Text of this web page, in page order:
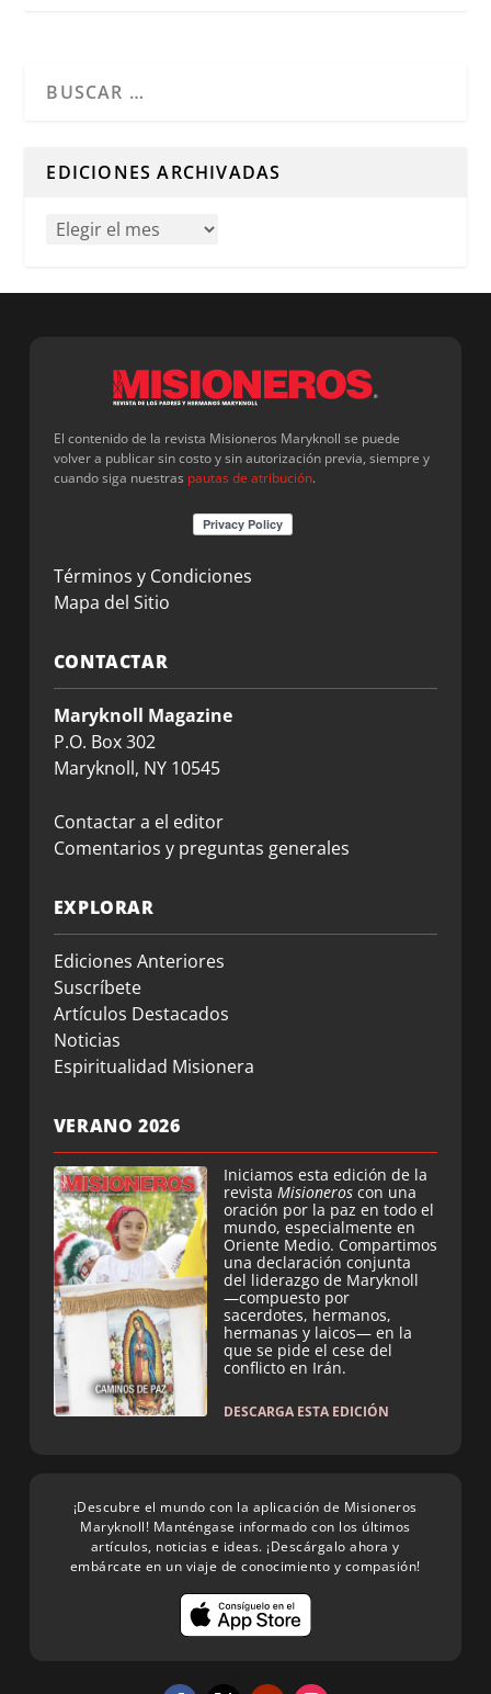
EDICIONES ARCHIVADAS
El contenido de la revista Misioneros Maryknoll se puede
volver a publicar sin costo y sin autorización previa, siempre y
cuando siga nuestras pautas de atribución.
Términos y Condiciones
Mapa del Sitio
CONTACTAR
Maryknoll Magazine
P.O. Box 302
Maryknoll, NY 10545
Contactar a el editor
Comentarios y preguntas generales
EXPLORAR
Ediciones Anteriores
Suscríbete
Artículos Destacados
Noticias
Espiritualidad Misionera
VERANO 2026
Iniciamos esta edición de la
revista Misioneros con una
oración por la paz en todo el
mundo, especialmente en
Oriente Medio. Compartimos
una declaración conjunta
del liderazgo de Maryknoll
—compuesto por
sacerdotes, hermanos,
hermanas y laicos— en la
que se pide el cese del
conflicto en Irán.
DESCARGA ESTA EDICIÓN
¡Descubre el mundo con la aplicación de Misioneros
Maryknoll! Manténgase informado con los últimos
artículos, noticias e ideas. ¡Descárgalo ahora y
embárcate en un viaje de conocimiento y compasión!